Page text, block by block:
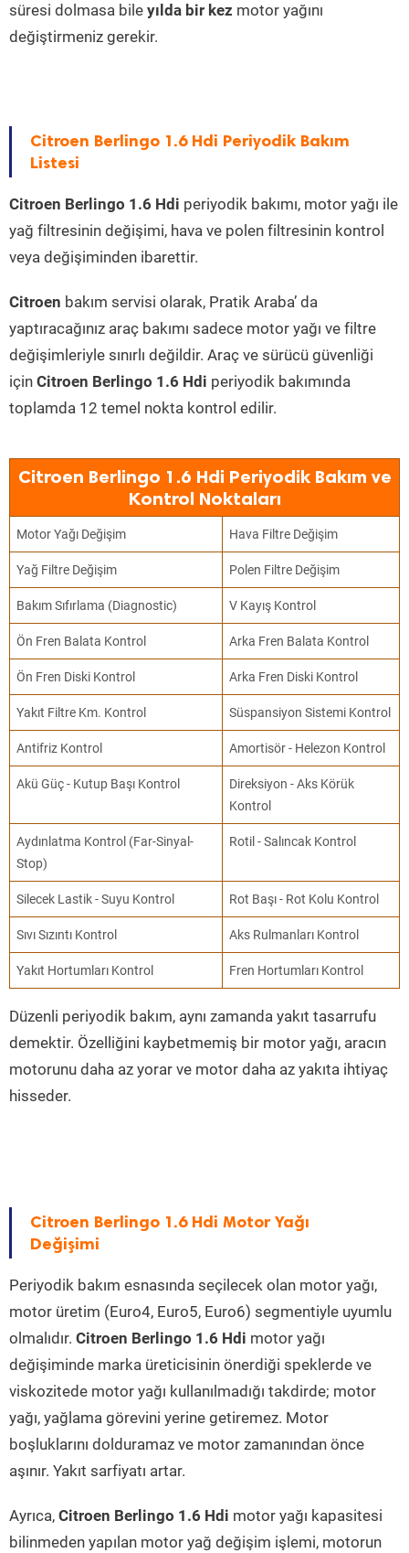
süresi dolmasa bile yılda bir kez motor yağını
değiştirmeniz gerekir.
Citroen Berlingo 1.6 Hdi Periyodik Bakım
Listesi
Citroen Berlingo 1.6 Hdi periyodik bakımı, motor yağı ile
yağ filtresinin değişimi, hava ve polen filtresinin kontrol
veya değişiminden ibarettir.
Citroen bakım servisi olarak, Pratik Araba’ da
yaptıracağınız araç bakımı sadece motor yağı ve filtre
değişimleriyle sınırlı değildir. Araç ve sürücü güvenliği
için Citroen Berlingo 1.6 Hdi periyodik bakımında
toplamda 12 temel nokta kontrol edilir.
Citroen Berlingo 1.6 Hdi Periyodik Bakım ve
Kontrol Noktaları
Motor Yağı Değişim Hava Filtre Değişim
Yağ Filtre Değişim Polen Filtre Değişim
Bakım Sıfırlama (Diagnostic) V Kayış Kontrol
Ön Fren Balata Kontrol Arka Fren Balata Kontrol
Ön Fren Diski Kontrol Arka Fren Diski Kontrol
Yakıt Filtre Km. Kontrol Süspansiyon Sistemi Kontrol
Antifriz Kontrol Amortisör - Helezon Kontrol
Akü Güç - Kutup Başı Kontrol
Direksiyon - Aks Körük
Kontrol
Aydınlatma Kontrol (Far-Sinyal-
Stop)
Rotil - Salıncak Kontrol
Silecek Lastik - Suyu Kontrol Rot Başı - Rot Kolu Kontrol
Sıvı Sızıntı Kontrol Aks Rulmanları Kontrol
Yakıt Hortumları Kontrol Fren Hortumları Kontrol
Düzenli periyodik bakım, aynı zamanda yakıt tasarrufu
demektir. Özelliğini kaybetmemiş bir motor yağı, aracın
motorunu daha az yorar ve motor daha az yakıta ihtiyaç
hisseder.
Citroen Berlingo 1.6 Hdi Motor Yağı
Değişimi
Periyodik bakım esnasında seçilecek olan motor yağı,
motor üretim (Euro4, Euro5, Euro6) segmentiyle uyumlu
olmalıdır. Citroen Berlingo 1.6 Hdi motor yağı
değişiminde marka üreticisinin önerdiği speklerde ve
viskozitede motor yağı kullanılmadığı takdirde; motor
yağı, yağlama görevini yerine getiremez. Motor
boşluklarını dolduramaz ve motor zamanından önce
aşınır. Yakıt sarfiyatı artar.
Ayrıca, Citroen Berlingo 1.6 Hdi motor yağı kapasitesi
bilinmeden yapılan motor yağ değişim işlemi, motorun